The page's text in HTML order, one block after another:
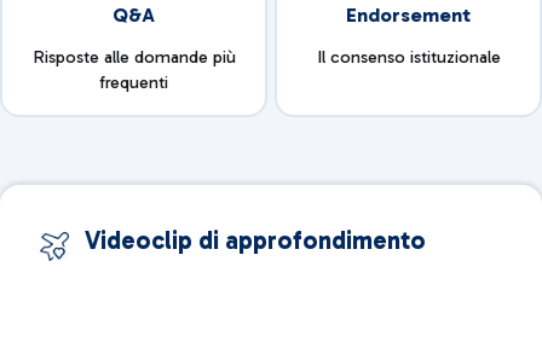
Q&A
Risposte alle domande più
frequenti
Endorsement
Il consenso istituzionale
Videoclip di approfondimento